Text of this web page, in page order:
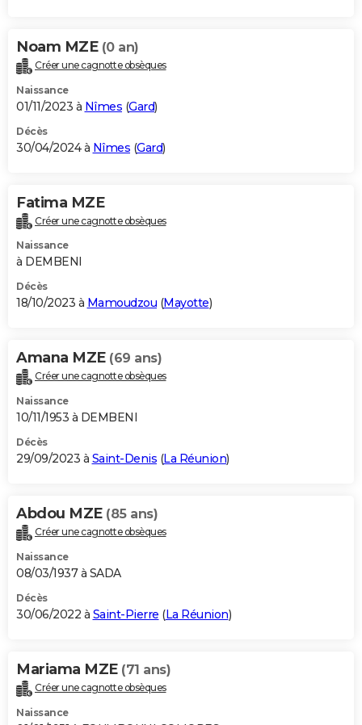
Noam MZE (0 an)
Créer une cagnotte obsèques
Naissance
01/11/2023 à Nîmes (Gard)
Décès
30/04/2024 à Nîmes (Gard)
Fatima MZE
Créer une cagnotte obsèques
Naissance
à DEMBENI
Décès
18/10/2023 à Mamoudzou (Mayotte)
Amana MZE (69 ans)
Créer une cagnotte obsèques
Naissance
10/11/1953 à DEMBENI
Décès
29/09/2023 à Saint-Denis (La Réunion)
Abdou MZE (85 ans)
Créer une cagnotte obsèques
Naissance
08/03/1937 à SADA
Décès
30/06/2022 à Saint-Pierre (La Réunion)
Mariama MZE (71 ans)
Créer une cagnotte obsèques
Naissance